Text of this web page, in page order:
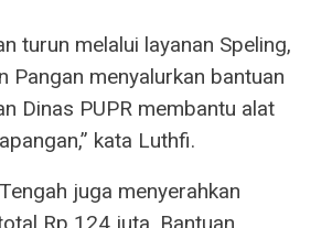
turun melalui layanan Speling,
Pangan menyalurkan bantuan
Dinas PUPR membantu alat
kata Luthfi.
juga menyerahkan